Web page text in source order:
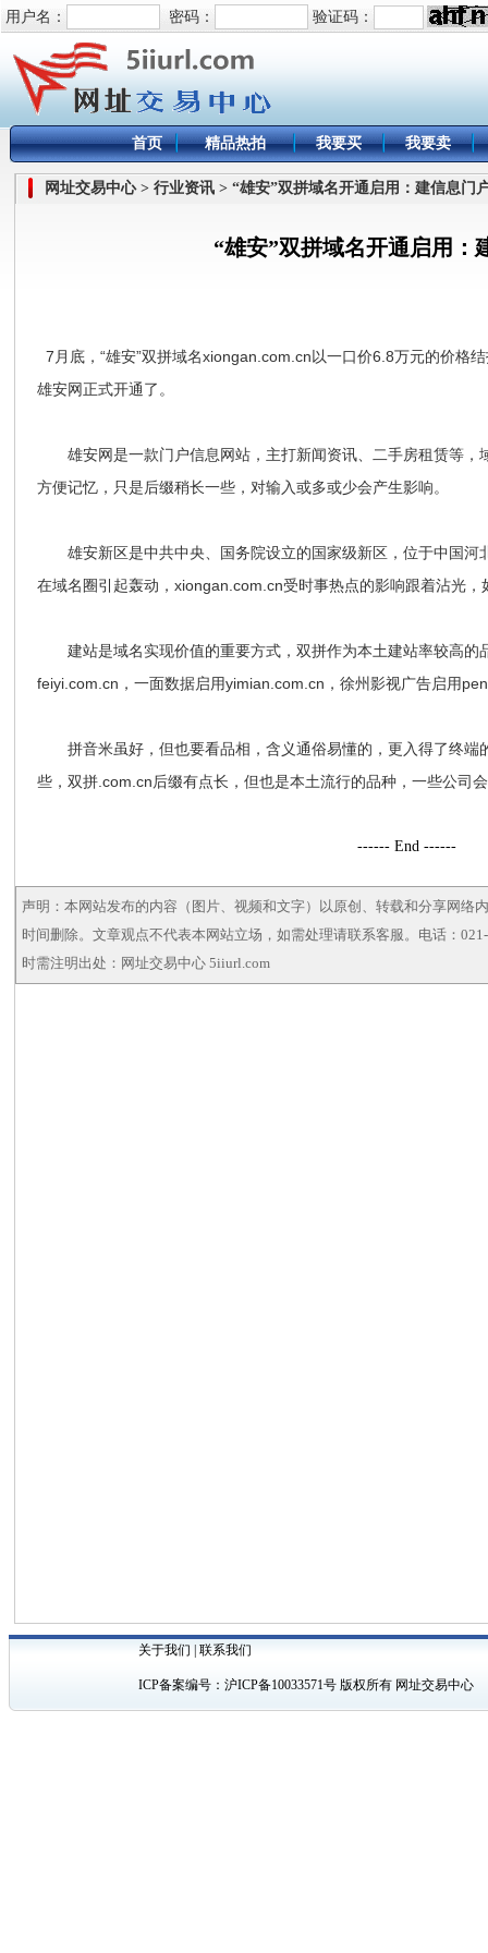
用户名： 密码： 验证码：
首页 精品热拍 我要买 我要卖
网址交易中心 > 行业资讯 > “雄安”双拼域名开通启用：建信息门
“雄安”双拼域名开通启用：
7月底，“雄安”双拼域名xiongan.com.cn以一口价6.8万元的价格
雄安网正式开通了。
雄安网是一款门户信息网站，主打新闻资讯、二手房租赁等，
方便记忆，只是后缀稍长一些，对输入或多或少会产生影响。
雄安新区是中共中央、国务院设立的国家级新区，位于中国河
在域名圈引起轰动，xiongan.com.cn受时事热点的影响跟着沾光，
建站是域名实现价值的重要方式，双拼作为本土建站率较高的
feiyi.com.cn，一面数据启用yimian.com.cn，徐州影视广告启用
拼音米虽好，但也要看品相，含义通俗易懂的，更入得了终端
些，双拼.com.cn后缀有点长，但也是本土流行的品种，一些公司
------ End ------
声明：本网站发布的内容（图片、视频和文字）以原创、转载和分享网络
时间删除。文章观点不代表本网站立场，如需处理请联系客服。电话：
时需注明出处：网址交易中心 5iiurl.com
关于我们 |联系我们
ICP备案编号：沪ICP备10033571号 版权所有 网址交易中心